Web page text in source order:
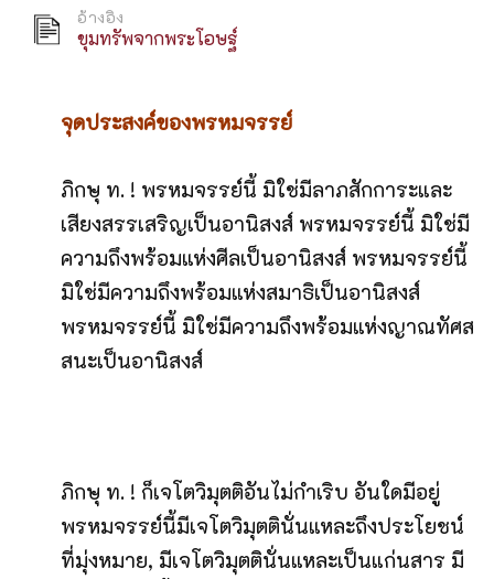
อ้างอิง
ขุมทรัพจากพระโอษฐ์
จุดประสงค์ของพรหมจรรย์
ภิกษุ ท. ! พรหมจรรย์นี้ มิใช่มีลาภสักการะและ
เสียงสรรเสริญเป็นอานิสงส์ พรหมจรรย์นี้ มิใช่มี
ความถึงพร้อมแห่งศีลเป็นอานิสงส์ พรหมจรรย์นี้
มิใช่มีความถึงพร้อมแห่งสมาธิเป็นอานิสงส์
พรหมจรรย์นี้ มิใช่มีความถึงพร้อมแห่งญาณทัศส
สนะเป็นอานิสงส์
ภิกษุ ท. ! ก็เจโตวิมุตติอันไม่กำเริบ อันใดมีอยู่
พรหมจรรย์นี้มีเจโตวิมุตตินั่นแหละถึงประโยชน์
ที่มุ่งหมาย, มีเจโตวิมุตตินั่นแหละเป็นแก่นสาร มี